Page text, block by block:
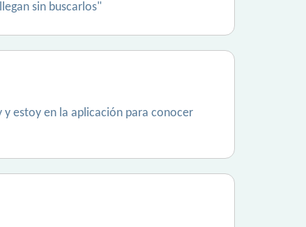
sin buscarlos"
estoy en la aplicación para conocer